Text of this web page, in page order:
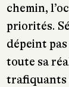
chemin,
priorités.
dépeint
toute sa
trafiquants